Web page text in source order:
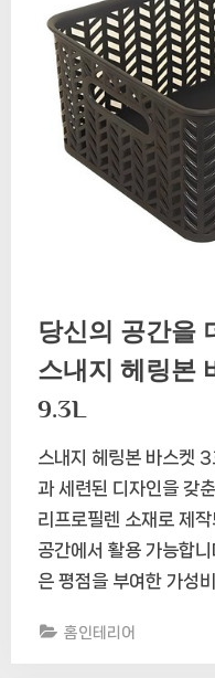
당신의 공간을
스내지 헤링본
9.3L
스내지 헤링본 바스켓
과 세련된 디자인을 갖
리프로필렌 소재로 제
공간에서 활용 가능합
은 평점을 부여한 가성
홈인테리어